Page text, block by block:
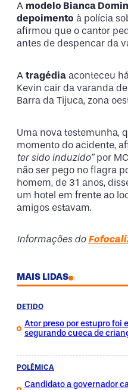
A modelo Bianca
depoimento à polícia
afirmou que o cantor
antes de despencar da
A tragédia aconteceu
Kevin cair da varanda
Barra da Tijuca, zona
Uma nova testemunha,
momento do acidente,
ter sido induzido”por
não ser pego no flagra
homem, de 31 anos,
um hotel em frente ao
amigos estavam.
Informações do
MAIS LIDAS
DETIDO
Ator preso por estupro foi
segurando cueca de
POLÊMICA
Candidato a governador